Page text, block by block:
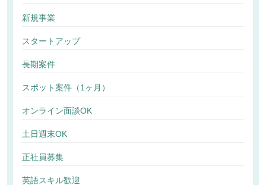
新規事業
スタートアップ
長期案件
スポット案件（1ヶ月）
オンライン面談OK
土日週末OK
正社員募集
英語スキル歓迎